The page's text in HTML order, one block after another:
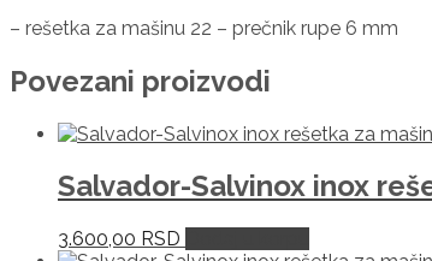
6
1751
– rešetka za mašinu 22 – prečnik rupe 6 mm
Povezani proizvodi
Salvador-Salvinox inox
3.600,00 RSD